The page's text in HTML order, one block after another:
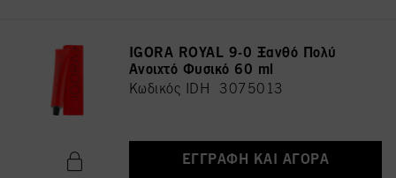
IGORA ROYAL 9-0 Ξανθό Πολύ
Ανοιχτό Φυσικό 60 ml
Κωδικός IDH 3075013
ΕΓΓΡΑΦΉ ΚΑΙ ΑΓΟΡΆ